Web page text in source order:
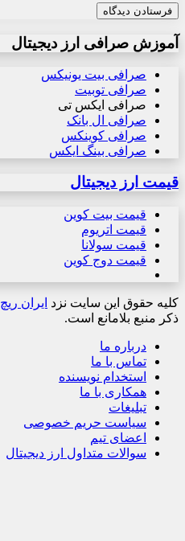
آموزش صرافی ارز دیجیتال
صرافی بیت یونیکس
صرافی توبیت
صرافی ایکس تی
صرافی ال بانک
صرافی کوینکس
صرافی بینگ ایکس
قیمت ارز دیجیتال
قیمت بیت کوین
قیمت اتریوم
قیمت سولانا
قیمت دوج کوین
کلیه حقوق این سایت نزد ایران ریچ
ذکر منبع بلامانع است.
درباره ما
تماس با ما
استخدام نویسنده
همکاری با ما
تبلیغات
سیاست حریم خصوصی
اعضای تیم
سوالات متداول ارز دیجیتال